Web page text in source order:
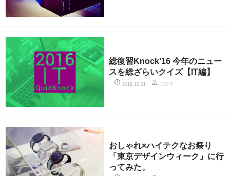
総復習Knock’16 今年のニュー
スを総ざらいクイズ【IT編】
2016.12.31 コジマ
おしゃれ×ハイテクなお祭り
「東京デザインウィーク」に行
ってみた。